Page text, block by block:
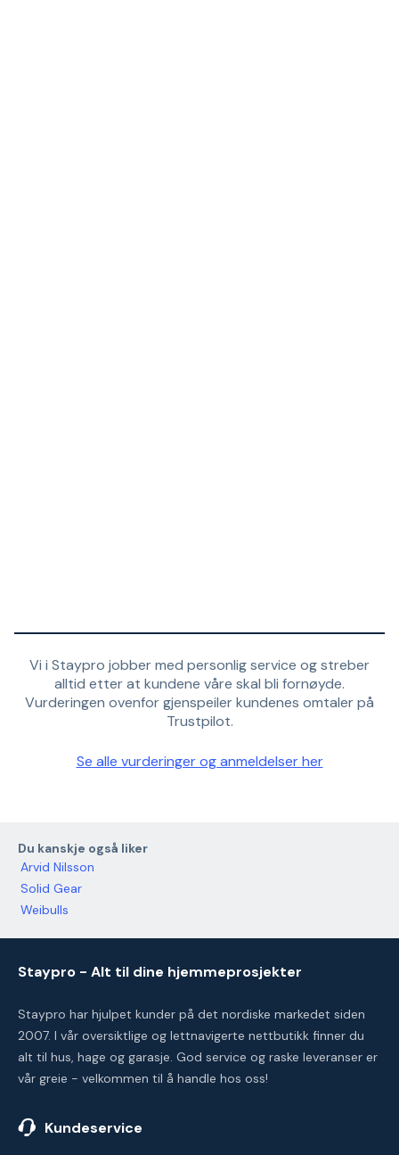
Vi i Staypro jobber med personlig service og streber
alltid etter at kundene våre skal bli fornøyde.
Vurderingen ovenfor gjenspeiler kundenes omtaler på
Trustpilot.
Se alle vurderinger og anmeldelser her
Du kanskje også liker
Arvid Nilsson
Solid Gear
Weibulls
Staypro - Alt til dine hjemmeprosjekter
Staypro har hjulpet kunder på det nordiske markedet siden
2007. I vår oversiktlige og lettnavigerte nettbutikk finner du
alt til hus, hage og garasje. God service og raske leveranser er
vår greie - velkommen til å handle hos oss!
Kundeservice